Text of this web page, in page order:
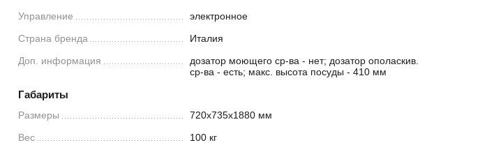
Управление
электронное
Страна бренда
Италия
Доп. информация
дозатор моющего ср-ва - нет; дозатор ополаскив.
ср-ва - есть; макс. высота посуды - 410 мм
Габариты
Размеры
720х735х1880 мм
Вес
100 кг